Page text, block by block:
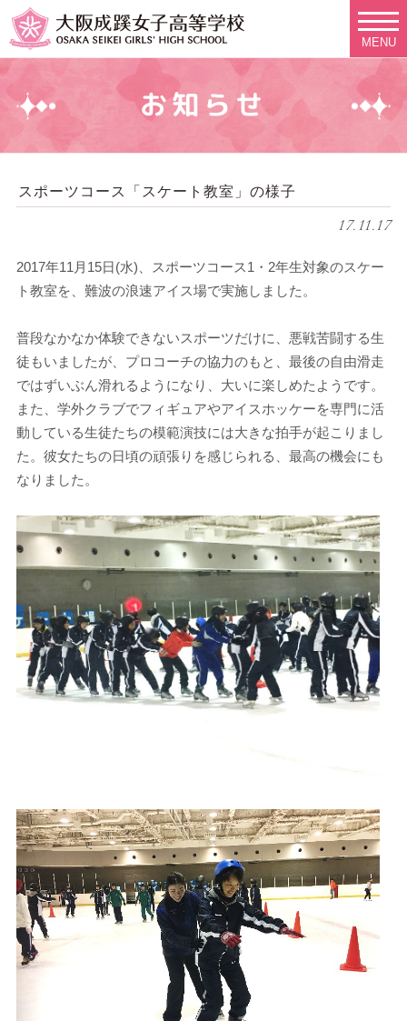
MENU
お知らせ
スポーツコース「スケート教室」の様子
17.11.17
2017年11月15日(水)、スポーツコース1・2年生対象のスケー
ト教室を、難波の浪速アイス場で実施しました。
普段なかなか体験できないスポーツだけに、悪戦苦闘する生
徒もいましたが、プロコーチの協力のもと、最後の自由滑走
ではずいぶん滑れるようになり、大いに楽しめたようです。
また、学外クラブでフィギュアやアイスホッケーを専門に活
動している生徒たちの模範演技には大きな拍手が起こりまし
た。彼女たちの日頃の頑張りを感じられる、最高の機会にも
なりました。